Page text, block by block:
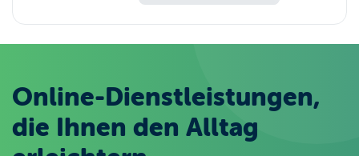
Online-Dienstleistungen,
die Ihnen den Alltag